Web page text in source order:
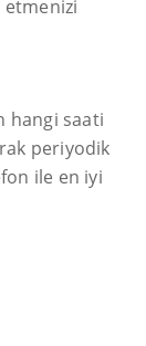
etmenizi
hangi saati
periyodik
ile en iyi